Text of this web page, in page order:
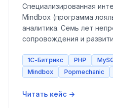
Специализированная
Mindbox (программа
аналитика. Семь лет
сопровождения и
1С-Битрикс PHP
Mindbox
Popmechanic
Читать кейс →